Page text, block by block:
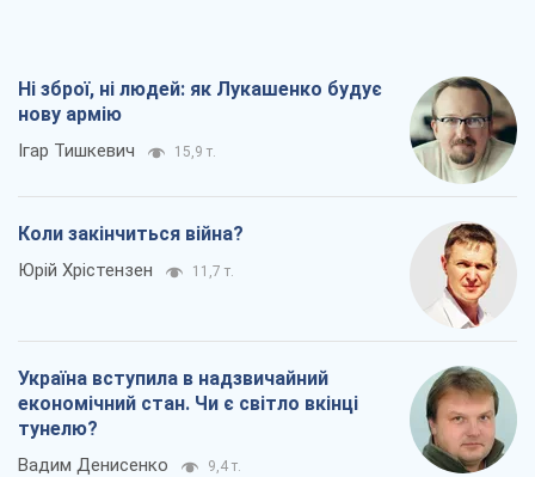
Ні зброї, ні людей: як Лукашенко будує
нову армію
Ігар Тишкевич 15,9 т.
Коли закінчиться війна?
Юрій Хрістензен 11,7 т.
Україна вступила в надзвичайний
економічний стан. Чи є світло вкінці
тунелю?
Вадим Денисенко 9,4 т.